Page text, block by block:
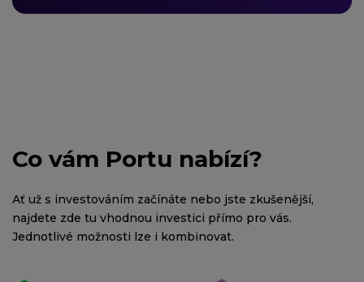
Co vám Portu nabízí?
Ať už s investováním začínáte nebo jste zkušenější,
najdete zde tu vhodnou investici přímo pro vás.
Jednotlivé možnosti lze i kombinovat.